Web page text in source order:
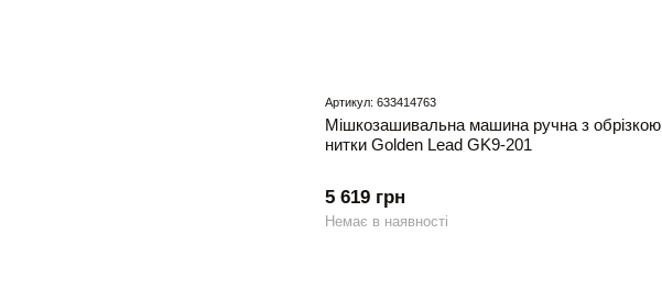
Артикул: 633414763
Мішкозашивальна машина ручна з обрізкою
нитки Golden Lead GK9-201
5 619 грн
Немає в наявності